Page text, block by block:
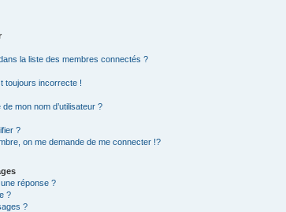
la liste des membres connectés ?
toujours incorrecte !
mon nom d’utilisateur ?
?
on me demande de me connecter !?
réponse ?
?
?